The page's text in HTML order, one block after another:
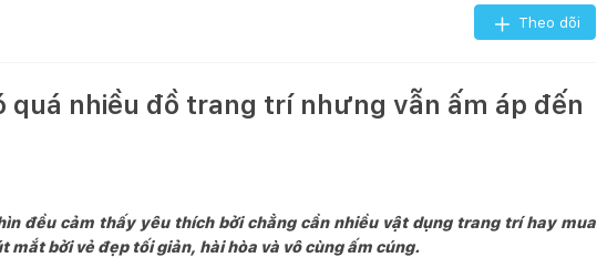
Theo dõi
quá nhiều đồ trang trí nhưng vẫn ấm áp đến
đều cảm thấy yêu thích bởi chẳng cần nhiều vật dụng trang trí hay mua
mắt bởi vẻ đẹp tối giản, hài hòa và vô cùng ấm cúng.